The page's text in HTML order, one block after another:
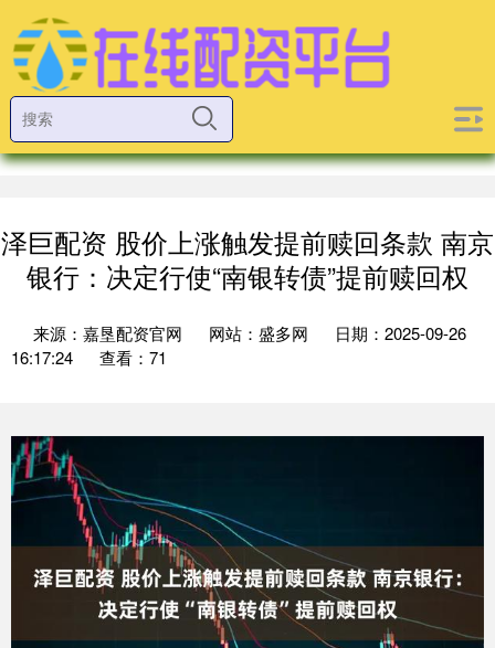
泽巨配资 股价上涨触发提前赎回条款 南京
银行：决定行使“南银转债”提前赎回权
来源：嘉垦配资官网 网站：盛多网
日期：2025-09-26
16:17:24
查看：71